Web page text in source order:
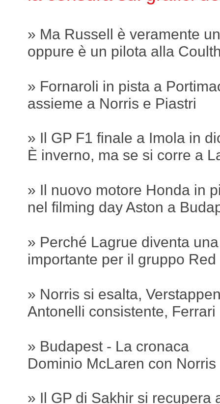
» Ma Russell è veramente
oppure è un pilota alla
» Fornaroli in pista a
assieme a Norris e Piastri
» Il GP F1 finale a Imola in
È inverno, ma se si corre a
» Il nuovo motore Honda in
nel filming day Aston a
» Perché Lagrue diventa
importante per il gruppo Red
» Norris si esalta,
Antonelli consistente,
» Budapest - La cronaca
Dominio McLaren con Norris
» Il GP di Sakhir si recupera